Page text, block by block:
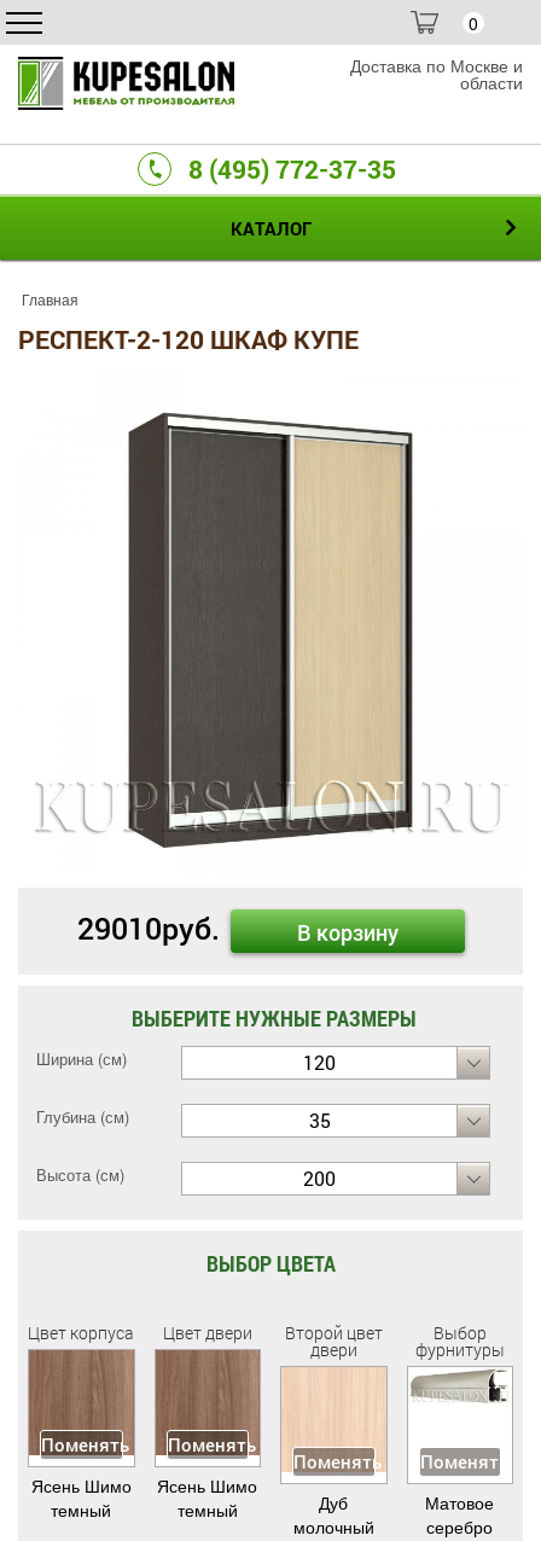
0
Доставка по Москве и
области
8 (495) 772-37-35
КАТАЛОГ
Главная
РЕСПЕКТ-2-120 ШКАФ КУПЕ
29010руб. В корзину
ВЫБЕРИТЕ НУЖНЫЕ РАЗМЕРЫ
Ширина (см) 120
Глубина (см) 35
Высота (см) 200
ВЫБОР ЦВЕТА
Цвет корпуса
Поменять
Ясень Шимо
темный
Цвет двери
Поменять
Ясень Шимо
темный
Второй цвет
двери
Поменять
Дуб
молочный
Выбор
фурнитуры
Поменять
Матовое
серебро